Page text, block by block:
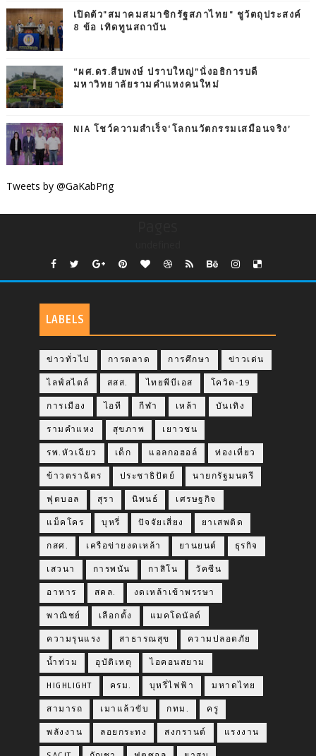
เปิดตัว"สมาคมสมาชิกรัฐสภาไทย" ชูวัตถุประสงค์
8 ข้อ เทิดทูนสถาบัน
“ผศ.ดร.สืบพงษ์ ปราบใหญ่”นั่งอธิการบดี
มหาวิทยาลัยรามคำแหงคนใหม่
NIA โชว์ความสำเร็จ‘โลกนวัตกรรมเสมือนจริง’
Tweets by @GaKabPrig
LABELS
ข่าวทั่วไป การตลาด การศึกษา ข่าวเด่น
ไลฟ์สไตล์ สสส. ไทยพีบีเอส โควิด-19
การเมือง ไอที กีฬา เหล้า บันเทิง
รามคำแหง สุขภาพ เยาวชน
รพ.หัวเฉียว เด็ก แอลกอฮอล์ ท่องเที่ยว
ข้าวตราฉัตร ประชาธิปัตย์ นายกรัฐมนตรี
ฟุตบอล สุรา นิพนธ์ เศรษฐกิจ
แม็คโคร บุหรี่ ปัจจัยเสี่ยง ยาเสพติด
กสศ. เครือข่ายงดเหล้า ยานยนต์ ธุรกิจ
เสวนา การพนัน กาสิโน วัคซีน
อาหาร สคล. งดเหล้าเข้าพรรษา
พาณิชย์ เลือกตั้ง แมคโดนัลด์
ความรุนแรง สาธารณสุข ความปลอดภัย
น้ำท่วม อุบัติเหตุ ไอคอนสยาม
HIGHLIGHT ครม. บุหรี่ไฟฟ้า มหาดไทย
สามารถ เมาแล้วขับ กทม. ครู
พลังงาน ลอยกระทง สงกรานต์ แรงงาน